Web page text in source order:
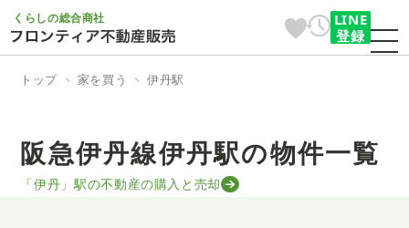
くらしの総合商社
LINE
登録
トップ 家を買う 伊丹駅
阪急伊丹線伊丹駅の物件一覧
「伊丹」駅の不動産の購入と売却